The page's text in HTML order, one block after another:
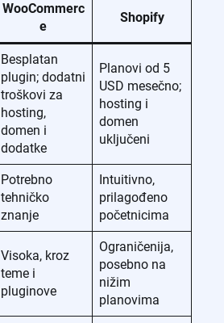
WooCommerc
e
Shopify
Besplatan
plugin; dodatni
troškovi za
hosting,
domen i
dodatke
Planovi od 5
USD mesečno;
hosting i
domen
uključeni
Potrebno
tehničko
znanje
Intuitivno,
prilagođeno
početnicima
Visoka, kroz
teme i
pluginove
Ograničenija,
posebno na
nižim
planovima